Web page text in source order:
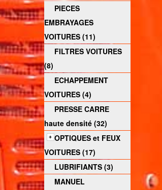
PIECES
EMBRAYAGES
VOITURES (11)
FILTRES VOITURES
(8)
ECHAPPEMENT
VOITURES (4)
PRESSE CARRE
haute densité (32)
OPTIQUES et FEUX
VOITURES (17)
LUBRIFIANTS (3)
MANUEL